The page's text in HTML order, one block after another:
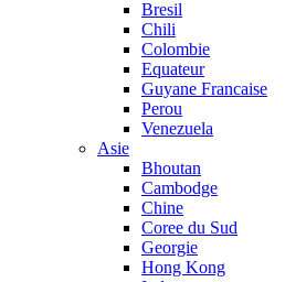
Bresil
Chili
Colombie
Equateur
Guyane Francaise
Perou
Venezuela
Asie
Bhoutan
Cambodge
Chine
Coree du Sud
Georgie
Hong Kong